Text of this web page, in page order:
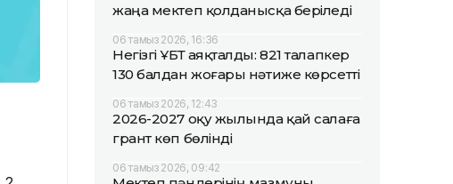
жаңа мектеп қолданысқа беріледі
06 тамыз 2026, 16:36
Негізгі ҰБТ аяқталды: 821 талапкер
130 балдан жоғары нәтиже көрсетті
06 тамыз 2026, 12:43
2026-2027 оқу жылында қай салаға
грант көп бөлінді
06 тамыз 2026, 09:42